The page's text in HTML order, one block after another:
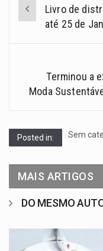
Livro de
até 25 de
Terminou a
Moda
Posted in: Sem
MAIS ARTIGOS
DO MESMO